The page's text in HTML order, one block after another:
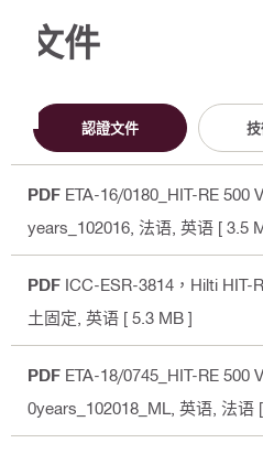
文件
認證文件
PDF ETA-16/0180_HIT-RE 500
years_102016 , 法语, 英语 [ 3.5
PDF ICC-ESR-3814，Hilti HIT-
土固定 , 英语 [ 5.3 MB ]
PDF ETA-18/0745_HIT-RE 500
0years_102018_ML , 英语, 法语